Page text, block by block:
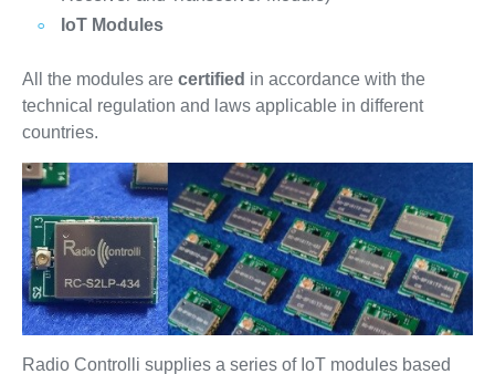
IoT Modules
All the modules are certified in accordance with the
technical regulation and laws applicable in different
countries.
Radio Controlli supplies a series of IoT modules based